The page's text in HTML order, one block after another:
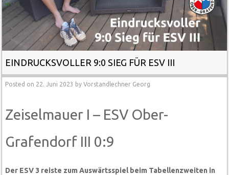
EINDRUCKSVOLLER 9:0 SIEG FÜR ESV III
Posted on 22. Juni 2023 byVorstandlechner Georg
Zeiselmauer I – ESV Ober-
Grafendorf III 0:9
Der ESV 3 reiste zum Auswärtsspiel beim Tabellenzweiten in